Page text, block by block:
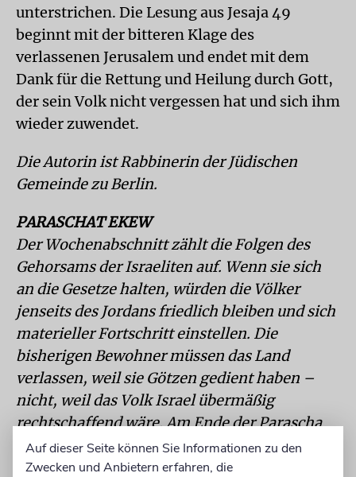
unterstrichen. Die Lesung aus Jesaja 49
beginnt mit der bitteren Klage des
verlassenen Jerusalem und endet mit dem
Dank für die Rettung und Heilung durch Gott,
der sein Volk nicht vergessen hat und sich ihm
wieder zuwendet.
Die Autorin ist Rabbinerin der Jüdischen
Gemeinde zu Berlin.
PARASCHAT EKEW
Der Wochenabschnitt zählt die Folgen des
Gehorsams der Israeliten auf. Wenn sie sich
an die Gesetze halten, würden die Völker
jenseits des Jordans friedlich bleiben und sich
materieller Fortschritt einstellen. Die
bisherigen Bewohner müssen das Land
verlassen, weil sie Götzen gedient haben –
nicht, weil das Volk Israel übermäßig
rechtschaffend wäre. Am Ende der Parascha
verspricht Mosche, das Land Israel werde vor
Milch und Honig überfließen, wenn die
Auf dieser Seite können Sie Informationen zu den
Zwecken und Anbietern erfahren, die